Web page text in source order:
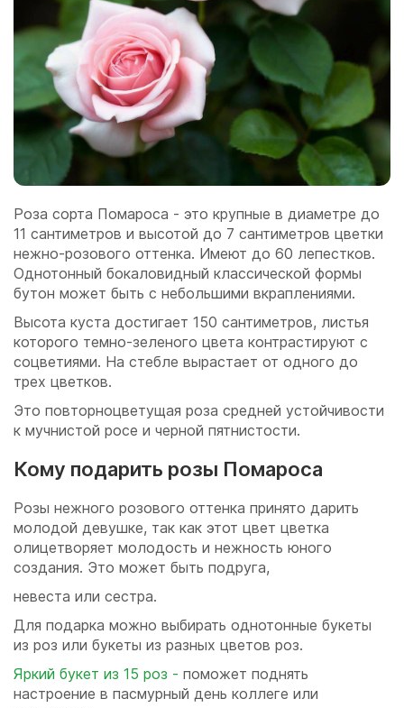
Роза сорта Помароса - это крупные в диаметре до
11 сантиметров и высотой до 7 сантиметров цветки
нежно-розового оттенка. Имеют до 60 лепестков.
Однотонный бокаловидный классической формы
бутон может быть с небольшими вкраплениями.
Высота куста достигает 150 сантиметров, листья
которого темно-зеленого цвета контрастируют с
соцветиями. На стебле вырастает от одного до
трех цветков.
Это повторноцветущая роза средней устойчивости
к мучнистой росе и черной пятнистости.
Кому подарить розы Помароса
Розы нежного розового оттенка принято дарить
молодой девушке, так как этот цвет цветка
олицетворяет молодость и нежность юного
создания. Это может быть подруга,
невеста или сестра.
Для подарка можно выбирать однотонные букеты
из роз или букеты из разных цветов роз.
Яркий букет из 15 роз - поможет поднять
настроение в пасмурный день коллеге или